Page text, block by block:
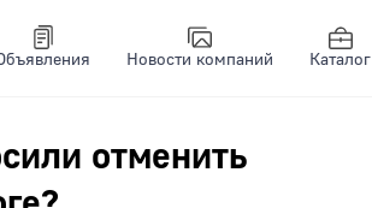
Новости компаний Каталог
отменить